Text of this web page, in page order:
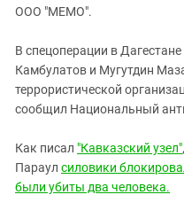
Дагестан
Кабардино-Балкария
Калмыкия
Краснодарский край
Нагорный Карабах
ООО "МЕМО".
В спецоперации в
Камбулатов и Мугутдин
террористической
сообщил Национальный
Как писал "Кавказский узел"
Параул силовики
были убиты два человека.